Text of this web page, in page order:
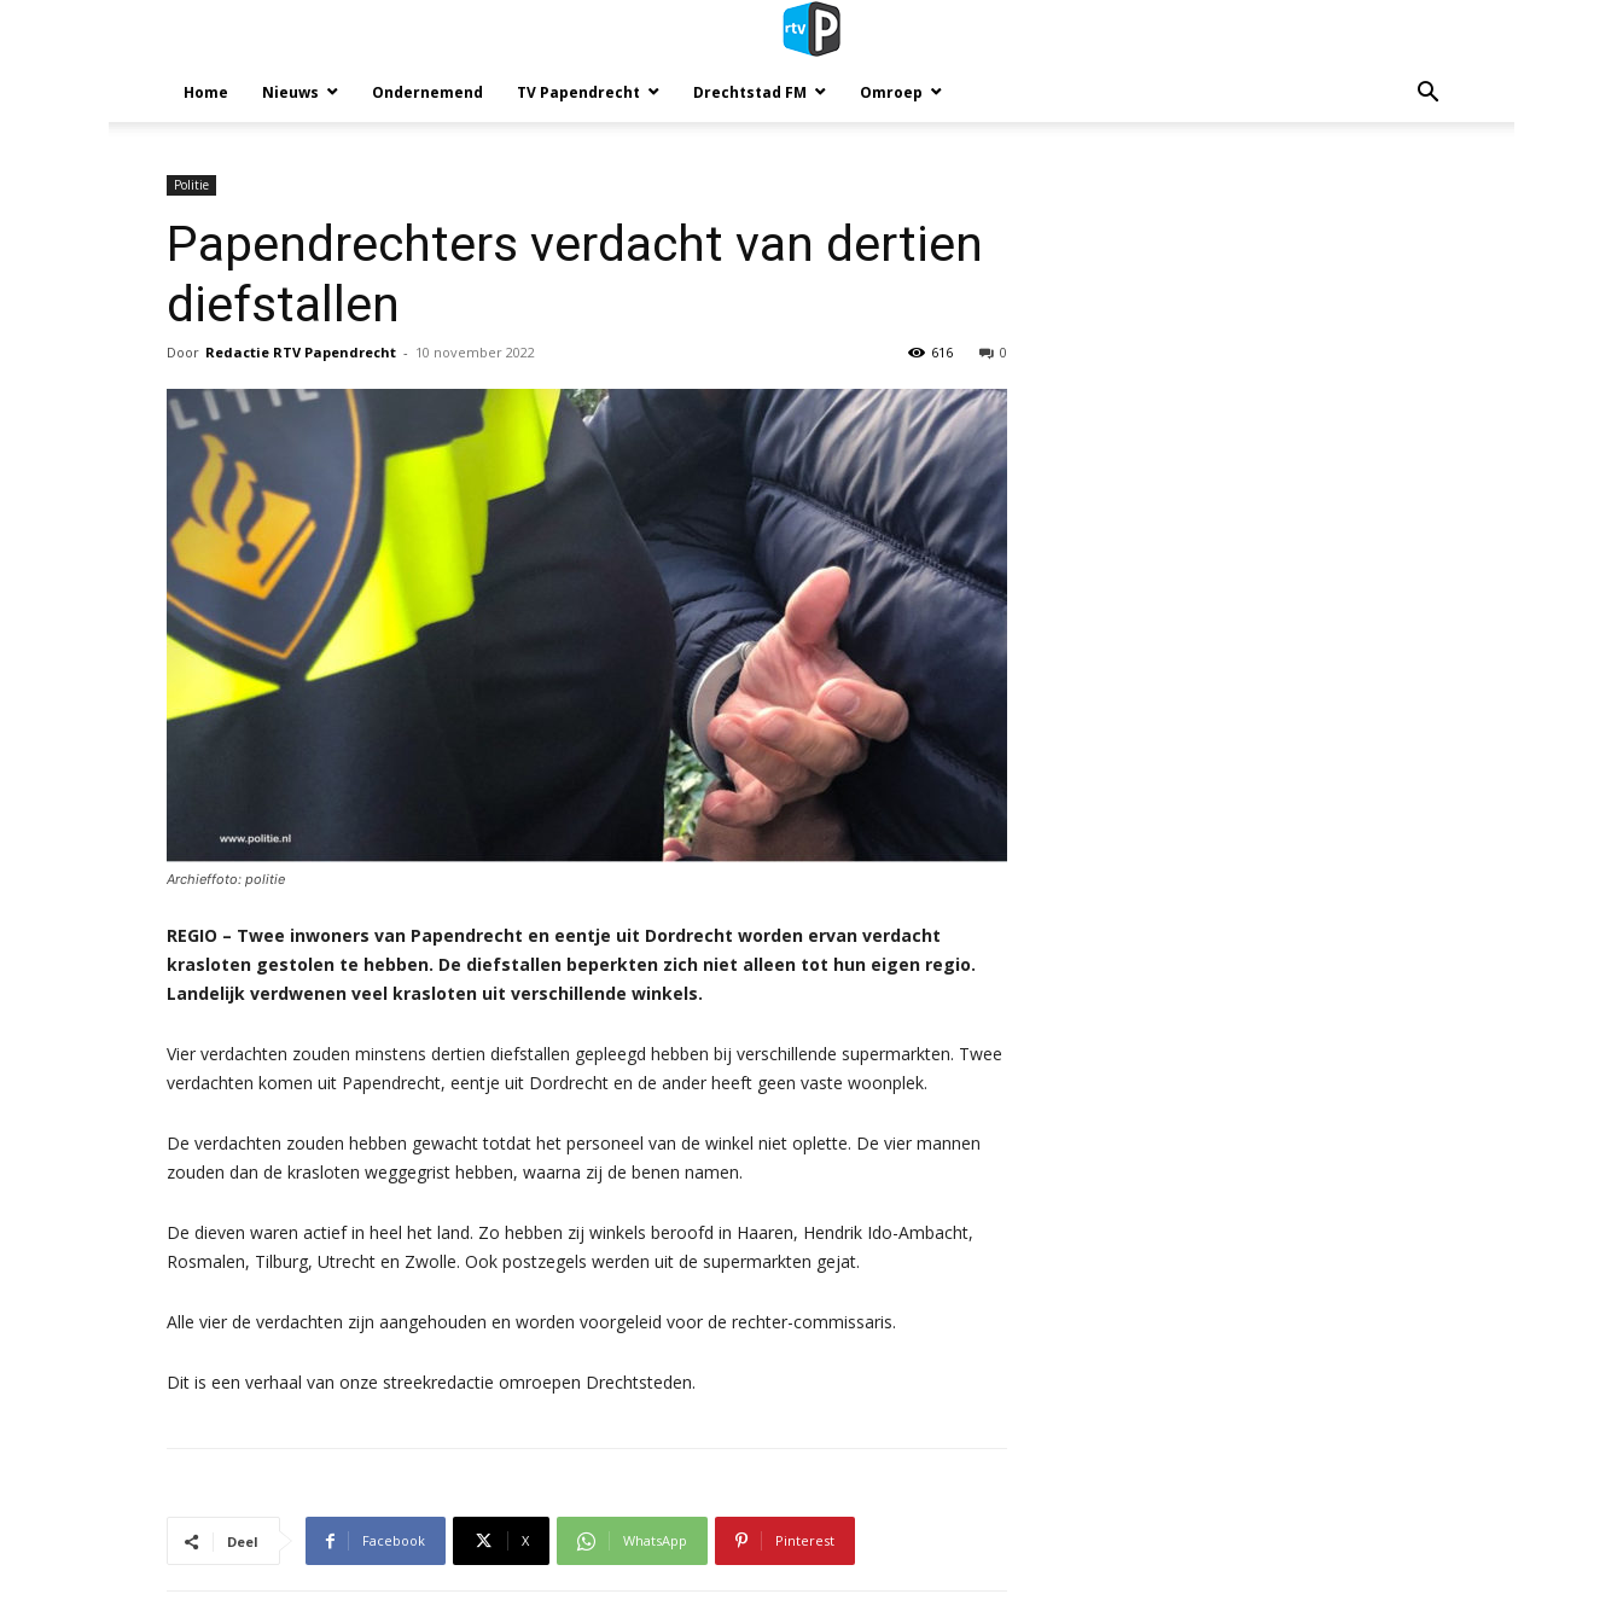
Home Nieuws Ondernemend TV Papendrecht Drechtstad FM Omroep
Politie
Papendrechters verdacht van dertien
diefstallen
Door Redactie RTV Papendrecht - 10 november 2022 0
616
Archieffoto: politie
REGIO – Twee inwoners van Papendrecht en eentje uit Dordrecht worden ervan verdacht
krasloten gestolen te hebben. De diefstallen beperkten zich niet alleen tot hun eigen regio.
Landelijk verdwenen veel krasloten uit verschillende winkels.
Vier verdachten zouden minstens dertien diefstallen gepleegd hebben bij verschillende supermarkten. Twee
verdachten komen uit Papendrecht, eentje uit Dordrecht en de ander heeft geen vaste woonplek.
De verdachten zouden hebben gewacht totdat het personeel van de winkel niet oplette. De vier mannen
zouden dan de krasloten weggegrist hebben, waarna zij de benen namen.
De dieven waren actief in heel het land. Zo hebben zij winkels beroofd in Haaren, Hendrik Ido-Ambacht,
Rosmalen, Tilburg, Utrecht en Zwolle. Ook postzegels werden uit de supermarkten gejat.
Alle vier de verdachten zijn aangehouden en worden voorgeleid voor de rechter-commissaris.
Dit is een verhaal van onze streekredactie omroepen Drechtsteden.
Deel Facebook X WhatsApp Pinterest